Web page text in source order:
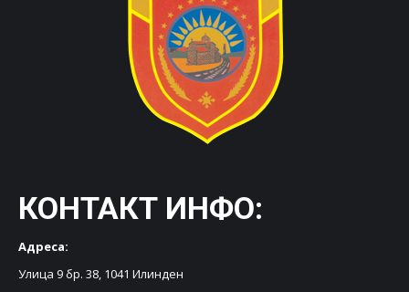
КОНТАКТ ИНФО:
Адреса:
Улица 9 бр. 38, 1041 Илинден